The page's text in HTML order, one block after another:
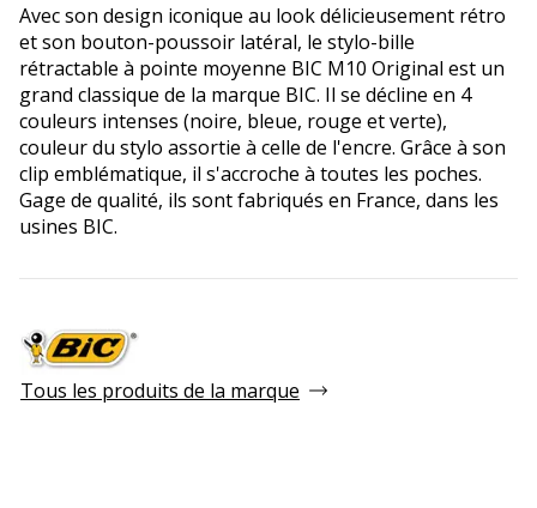
Avec son design iconique au look délicieusement rétro
et son bouton-poussoir latéral, le stylo-bille
rétractable à pointe moyenne BIC M10 Original est un
grand classique de la marque BIC. Il se décline en 4
couleurs intenses (noire, bleue, rouge et verte),
couleur du stylo assortie à celle de l'encre. Grâce à son
clip emblématique, il s'accroche à toutes les poches.
Gage de qualité, ils sont fabriqués en France, dans les
usines BIC.
Tous les produits de la marque